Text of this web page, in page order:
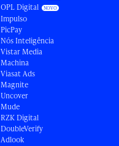
OPL Digital
Impulso
PicPay
Nós Inteligência
Vistar Media
Machina
Viasat Ads
Magnite
Uncover
Mude
RZK Digital
DoubleVerify
Adlook